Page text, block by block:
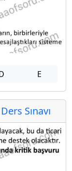
E
Sınavı